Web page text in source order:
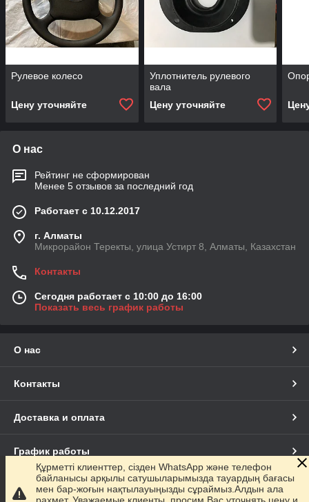
Рулевое колесо
Цену уточняйте
Уплотнитель рулевого
вала
Цену уточняйте
О нас
Рейтинг не сформирован
Менее 5 отзывов за последний год
Работает с 10.12.2017
г. Алматы
Микрорайон Теректы, улица Устирт 8, Алматы, Казахстан
Контакты
Сегодня работает с 10:00 до 16:00
Показать весь график работы
О нас
Контакты
Доставка и оплата
График работы
Полная версия сайта
Құрметті клиенттер, сізден WhatsApp және телефон
байланысы арқылы сатушыларымызда тауардың бағасы
мен бар-жоғын нақтылауыңызды сұраймыз.Алдын ала